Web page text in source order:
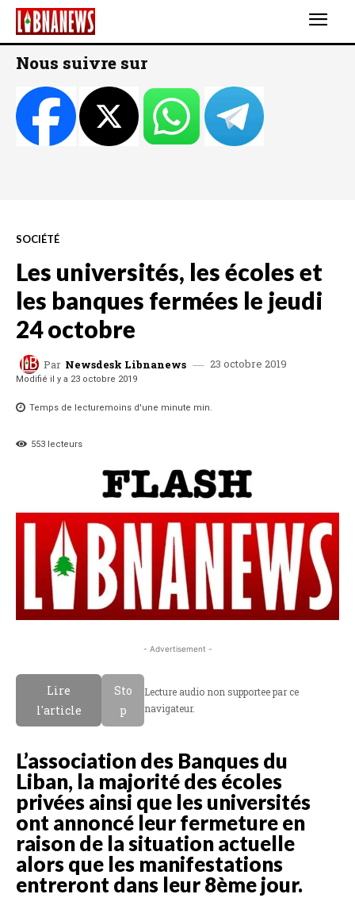
Nous suivre sur
SOCIÉTÉ
Les universités, les écoles et
les banques fermées le jeudi
24 octobre
Par Newsdesk Libnanews 23 octobre 2019
Modifié il y a 23 octobre 2019
Temps de lecturemoins d'une minute min.
553 lecteurs
- Advertisement -
Lire
l'article
Sto
p
Lecture audio non supportee par ce
navigateur.
L’association des Banques du
Liban, la majorité des écoles
privées ainsi que les universités
ont annoncé leur fermeture en
raison de la situation actuelle
alors que les manifestations
entreront dans leur 8ème jour.